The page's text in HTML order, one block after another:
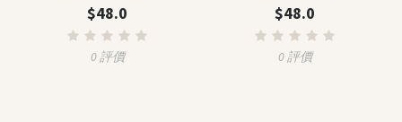
$48.0
0 評價
$48.0
0 評價